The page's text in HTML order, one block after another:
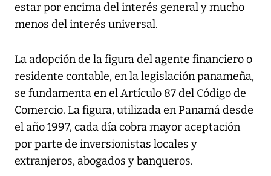
estar por encima del interés general y mucho
menos del interés universal.
La adopción de la figura del agente financiero o
residente contable, en la legislación panameña,
se fundamenta en el Artículo 87 del Código de
Comercio. La figura, utilizada en Panamá desde
el año 1997, cada día cobra mayor aceptación
por parte de inversionistas locales y
extranjeros, abogados y banqueros.